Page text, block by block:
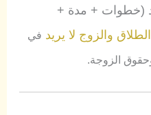
(خطوات + مدة +
والزوج لا يريد في
وحقوق الزوجة.